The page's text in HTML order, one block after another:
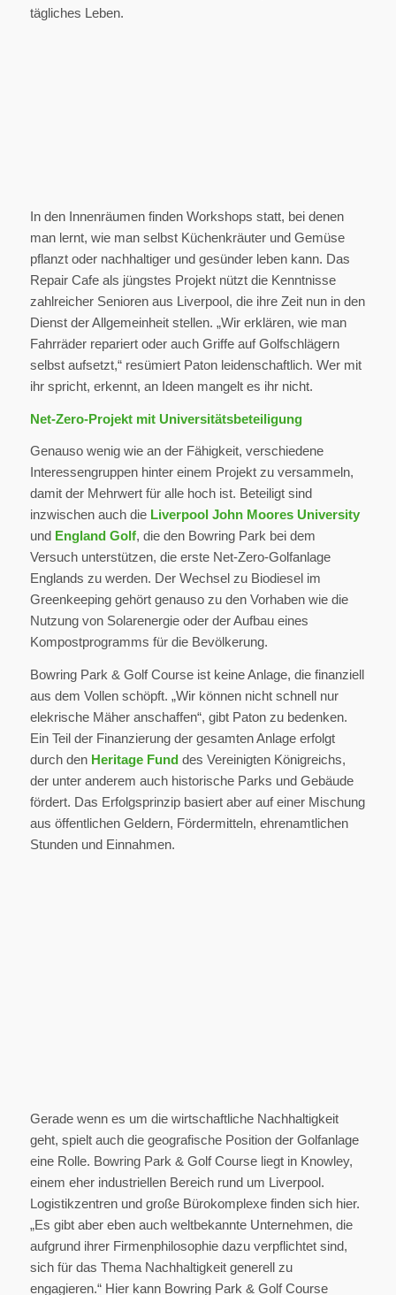
tägliches Leben.
In den Innenräumen finden Workshops statt, bei denen
man lernt, wie man selbst Küchenkräuter und Gemüse
pflanzt oder nachhaltiger und gesünder leben kann. Das
Repair Cafe als jüngstes Projekt nützt die Kenntnisse
zahlreicher Senioren aus Liverpool, die ihre Zeit nun in den
Dienst der Allgemeinheit stellen. „Wir erklären, wie man
Fahrräder repariert oder auch Griffe auf Golfschlägern
selbst aufsetzt,“ resümiert Paton leidenschaftlich. Wer mit
ihr spricht, erkennt, an Ideen mangelt es ihr nicht.
Net-Zero-Projekt mit Universitätsbeteiligung
Genauso wenig wie an der Fähigkeit, verschiedene
Interessengruppen hinter einem Projekt zu versammeln,
damit der Mehrwert für alle hoch ist. Beteiligt sind
inzwischen auch die Liverpool John Moores University
und England Golf, die den Bowring Park bei dem
Versuch unterstützen, die erste Net-Zero-Golfanlage
Englands zu werden. Der Wechsel zu Biodiesel im
Greenkeeping gehört genauso zu den Vorhaben wie die
Nutzung von Solarenergie oder der Aufbau eines
Kompostprogramms für die Bevölkerung.
Bowring Park & Golf Course ist keine Anlage, die finanziell
aus dem Vollen schöpft. „Wir können nicht schnell nur
elekrische Mäher anschaffen“, gibt Paton zu bedenken.
Ein Teil der Finanzierung der gesamten Anlage erfolgt
durch den Heritage Funddes Vereinigten Königreichs,
der unter anderem auch historische Parks und Gebäude
fördert. Das Erfolgsprinzip basiert aber auf einer Mischung
aus öffentlichen Geldern, Fördermitteln, ehrenamtlichen
Stunden und Einnahmen.
Gerade wenn es um die wirtschaftliche Nachhaltigkeit
geht, spielt auch die geografische Position der Golfanlage
eine Rolle. Bowring Park & Golf Course liegt in Knowley,
einem eher industriellen Bereich rund um Liverpool.
Logistikzentren und große Bürokomplexe finden sich hier.
„Es gibt aber eben auch weltbekannte Unternehmen, die
aufgrund ihrer Firmenphilosophie dazu verpflichtet sind,
sich für das Thema Nachhaltigkeit generell zu
engagieren.“ Hier kann Bowring Park & Golf Course